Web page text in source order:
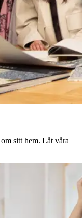
sitt hem. Låt våra